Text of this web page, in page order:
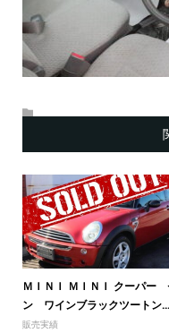
ＭＩＮＩ ＭＩＮＩ クーパー
ン ワインブラックツートン...
販売実績